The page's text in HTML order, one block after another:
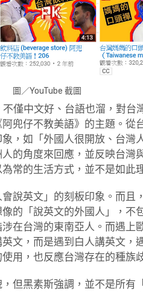
圖／YouTube 截圖
僅中文好、台語也溜，對台
兜仔不教美語》的主題。從
，如「外國人很開放、台灣
的角度來回應，並反映台灣
常的生活方式，並不是如此
說英文」的刻板印象。而且
的「說英文的外國人」，不
在台灣的東南亞人。而遇上
文，而是遇到白人講英文，
用，也反應台灣存在的種族
但黑素斯強調，並不是所有